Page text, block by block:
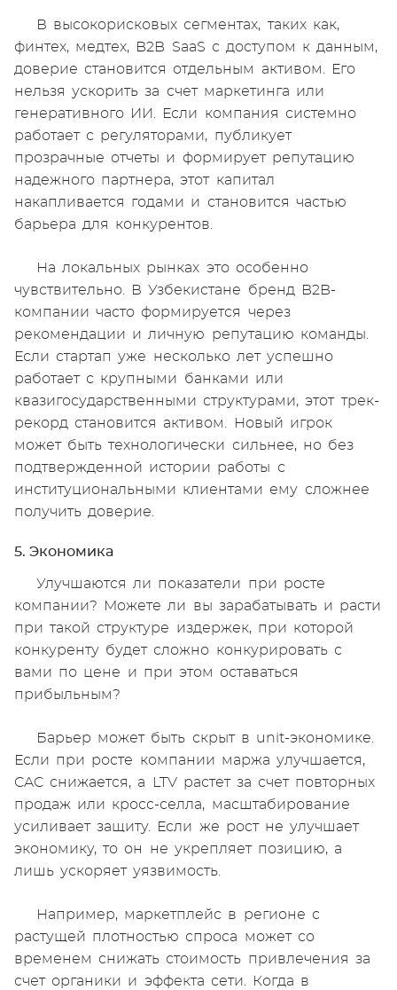
В высокорисковых сегментах, таких как,
финтех, медтех, B2B SaaS с доступом к данным,
доверие становится отдельным активом. Его
нельзя ускорить за счет маркетинга или
генеративного ИИ. Если компания системно
работает с регуляторами, публикует
прозрачные отчеты и формирует репутацию
надежного партнера, этот капитал
накапливается годами и становится частью
барьера для конкурентов.
На локальных рынках это особенно
чувствительно. В Узбекистане бренд B2B-
компании часто формируется через
рекомендации и личную репутацию команды.
Если стартап уже несколько лет успешно
работает с крупными банками или
квазигосударственными структурами, этот трек-
рекорд становится активом. Новый игрок
может быть технологически сильнее, но без
подтвержденной истории работы с
институциональными клиентами ему сложнее
получить доверие.
5. Экономика
Улучшаются ли показатели при росте
компании? Можете ли вы зарабатывать и расти
при такой структуре издержек, при которой
конкуренту будет сложно конкурировать с
вами по цене и при этом оставаться
прибыльным?
Барьер может быть скрыт в unit-экономике.
Если при росте компании маржа улучшается,
CAC снижается, а LTV растет за счет повторных
продаж или кросс-селла, масштабирование
усиливает защиту. Если же рост не улучшает
экономику, то он не укрепляет позицию, а
лишь ускоряет уязвимость.
Например, маркетплейс в регионе с
растущей плотностью спроса может со
временем снижать стоимость привлечения за
счет органики и эффекта сети. Когда в